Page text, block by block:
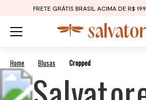
FRETE GRÁTIS BRASIL ACIMA DE R$ 199
Blusas Cropped